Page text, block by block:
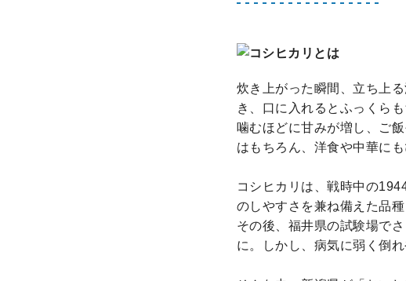
炊き上がった瞬間、立ち上
き、口に入れるとふっくら
噛むほどに甘みが増し、ご
はもちろん、洋食や中華にも
コシヒカリは、戦時中の
のしやすさを兼ね備えた品種
その後、福井県の試験場で
に。しかし、病気に弱く倒